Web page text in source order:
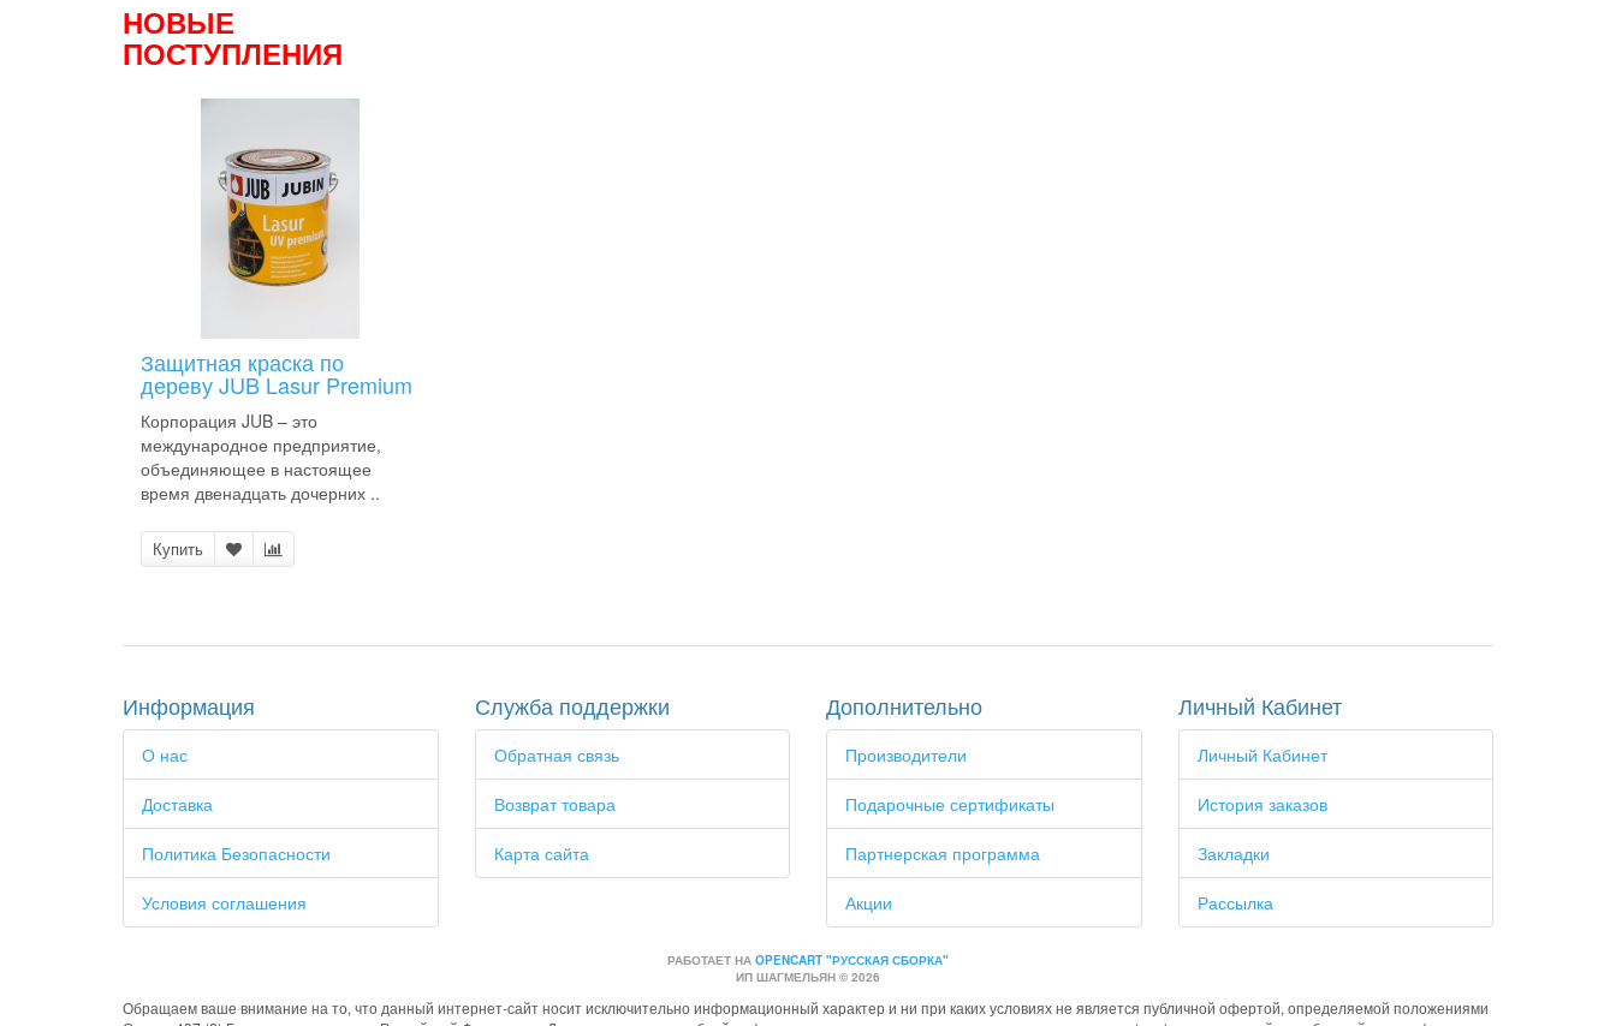
НОВЫЕ
ПОСТУПЛЕНИЯ
Защитная краска по
дереву JUB Lasur Premium
Корпорация JUB – это
международное предприятие,
объединяющее в настоящее
время двенадцать дочерних ..
Купить
Информация
О нас
Доставка
Политика Безопасности
Условия соглашения
Служба поддержки
Обратная связь
Возврат товара
Карта сайта
Дополнительно
Производители
Подарочные сертификаты
Партнерская программа
Акции
Личный Кабинет
Личный Кабинет
История заказов
Закладки
Рассылка
РАБОТАЕТ НА OPENCART "РУССКАЯ СБОРКА"
ИП ШАГМЕЛЬЯН © 2026
Обращаем ваше внимание на то, что данный интернет-сайт носит исключительно информационный характер и ни при каких условиях не является публичной офертой, определяемой положениями